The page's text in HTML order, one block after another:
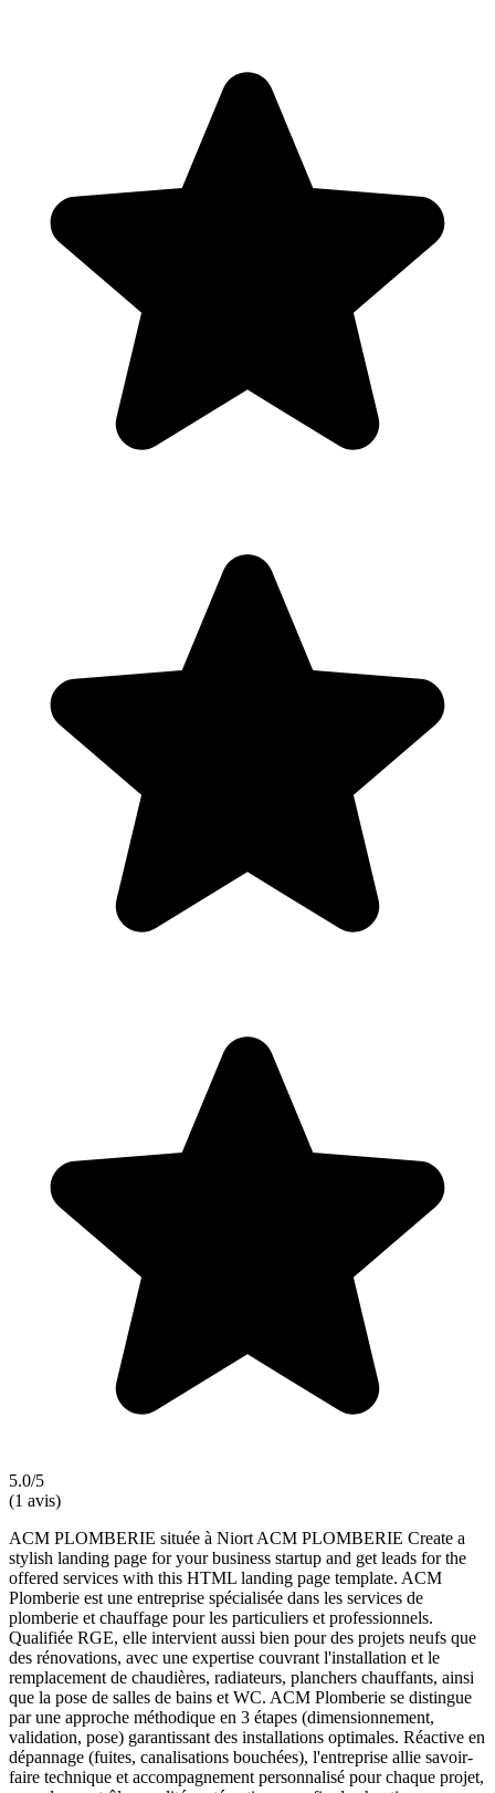
5.0/5
(1 avis)
ACM PLOMBERIE située à Niort ACM PLOMBERIE Create a
stylish landing page for your business startup and get leads for the
offered services with this HTML landing page template. ACM
Plomberie est une entreprise spécialisée dans les services de
plomberie et chauffage pour les particuliers et professionnels.
Qualifiée RGE, elle intervient aussi bien pour des projets neufs que
des rénovations, avec une expertise couvrant l'installation et le
remplacement de chaudières, radiateurs, planchers chauffants, ainsi
que la pose de salles de bains et WC. ACM Plomberie se distingue
par une approche méthodique en 3 étapes (dimensionnement,
validation, pose) garantissant des installations optimales. Réactive en
dépannage (fuites, canalisations bouchées), l'entreprise allie savoir-
faire technique et accompagnement personnalisé pour chaque projet,